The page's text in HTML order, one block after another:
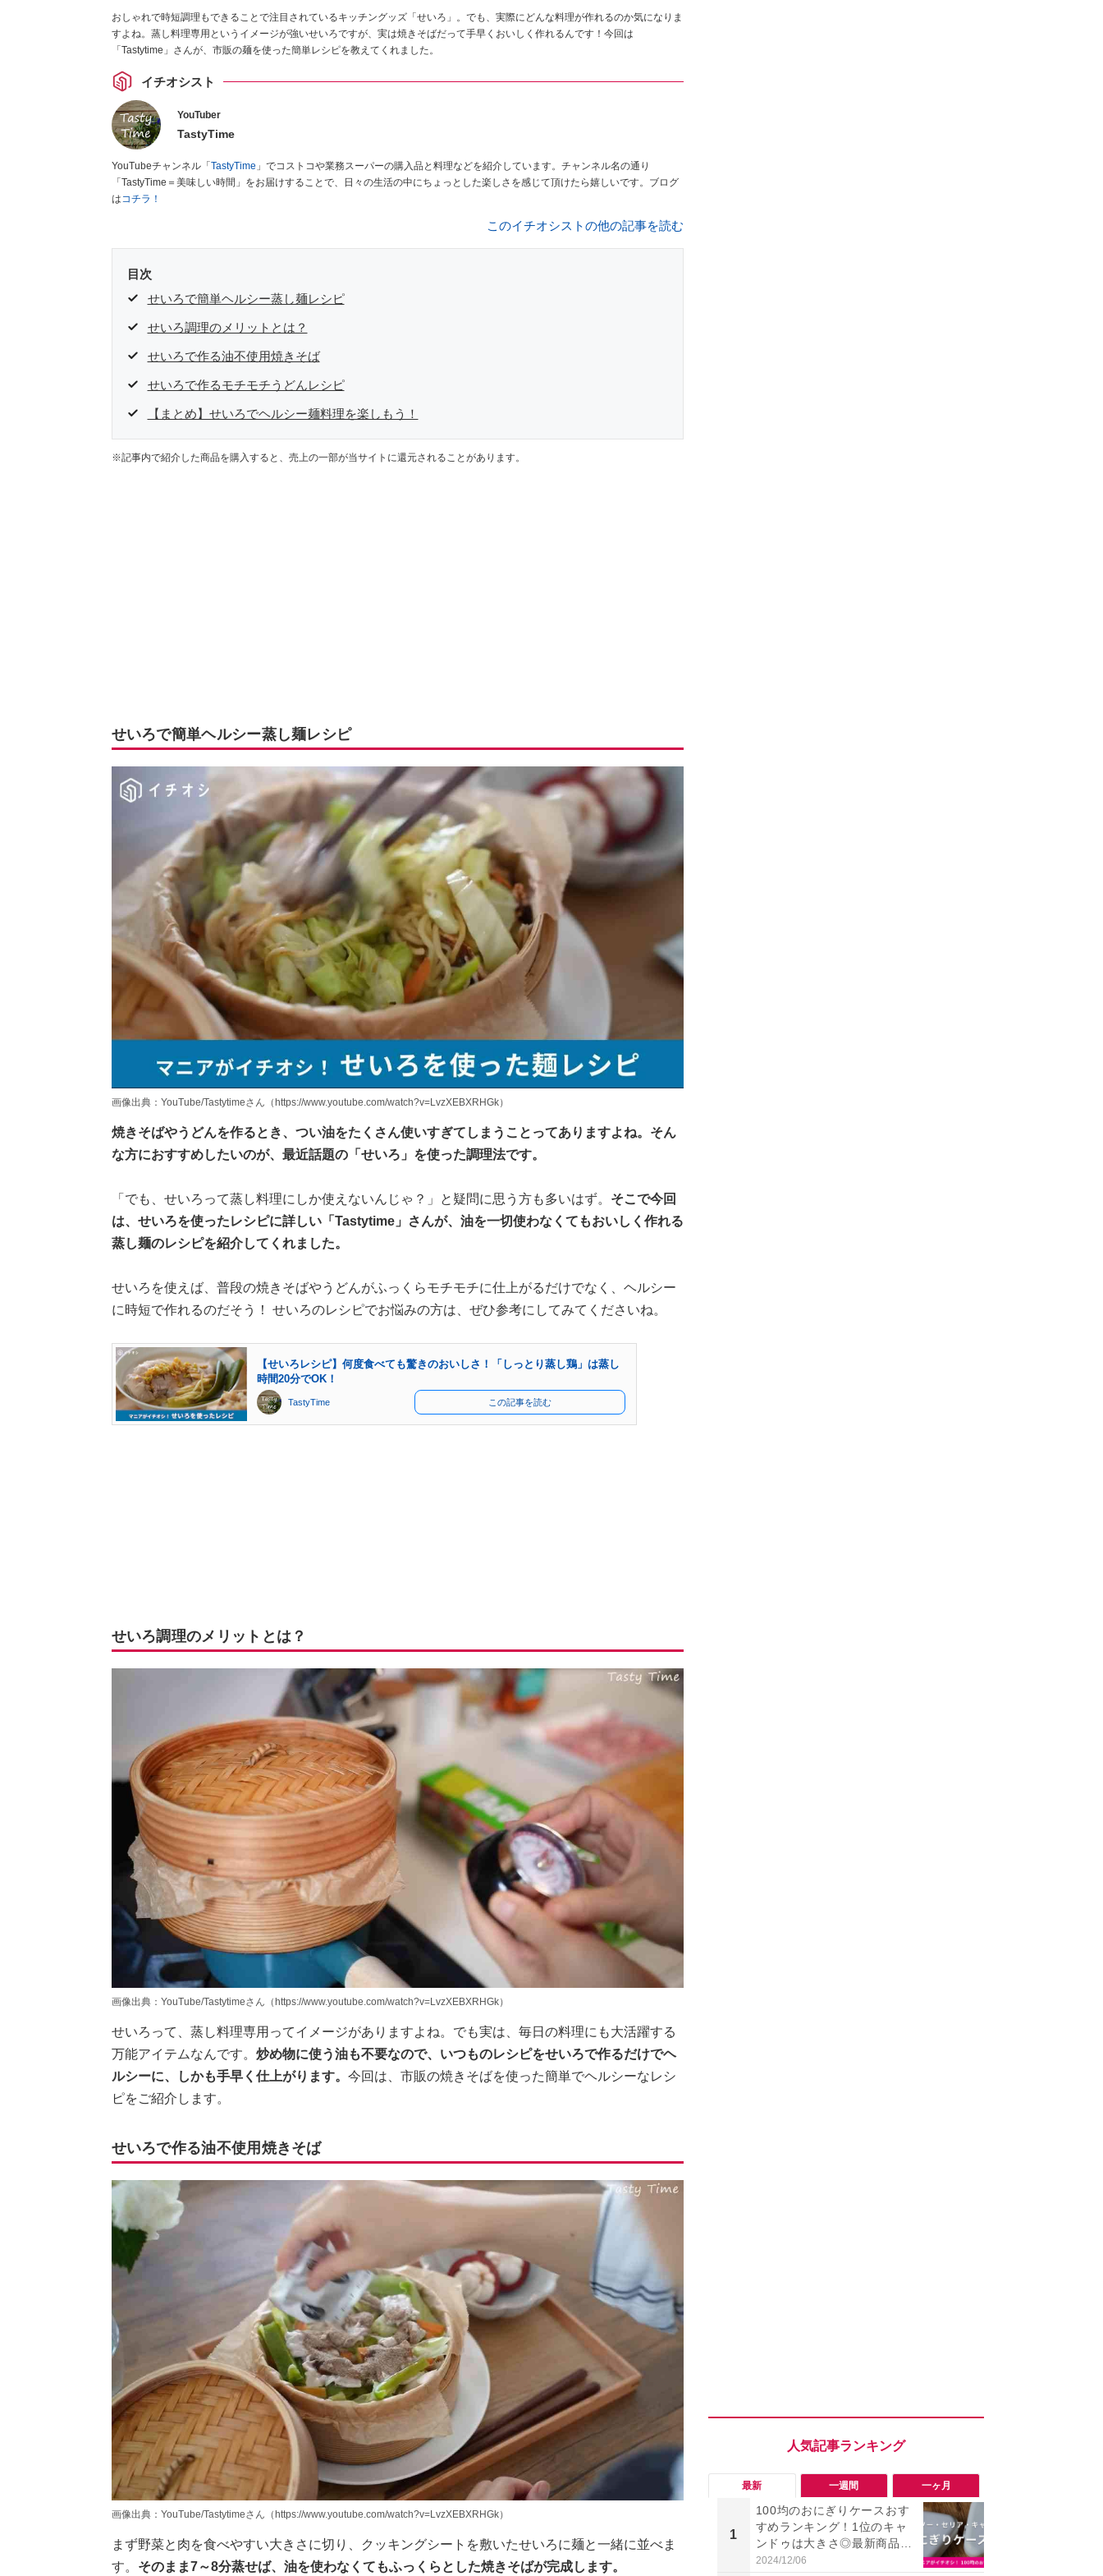
おしゃれで時短調理もできることで注目されているキッチングッズ「せいろ」。でも、実際にどんな料理が作れるのか気になりま
すよね。蒸し料理専用というイメージが強いせいろですが、実は焼きそばだって手早くおいしく作れるんです！今回は
「Tastytime」さんが、市販の麺を使った簡単レシピを教えてくれました。
イチオシスト
YouTuber
TastyTime
YouTubeチャンネル「 TastyTime 」でコストコや業務スーパーの購入品と料理などを紹介しています。チャンネル名の通り
「TastyTime＝美味しい時間」をお届けすることで、日々の生活の中にちょっとした楽しさを感じて頂けたら嬉しいです。ブログ
はコチラ！
このイチオシストの他の記事を読む
目次
せいろで簡単ヘルシー蒸し麺レシピ
せいろ調理のメリットとは？
せいろで作る油不使用焼きそば
せいろで作るモチモチうどんレシピ
【まとめ】せいろでヘルシー麺料理を楽しもう！
※記事内で紹介した商品を購入すると、売上の一部が当サイトに還元されることがあります。
せいろで簡単ヘルシー蒸し麺レシピ
画像出典：YouTube/Tastytimeさん（https://www.youtube.com/watch?v=LvzXEBXRHGk）
焼きそばやうどんを作るとき、つい油をたくさん使いすぎてしまうことってありますよね。そん
な方におすすめしたいのが、最近話題の「せいろ」を使った調理法です。
「でも、せいろって蒸し料理にしか使えないんじゃ？」と疑問に思う方も多いはず。 そこで今回
は、せいろを使ったレシピに詳しい「Tastytime」さんが、油を一切使わなくてもおいしく作れる
蒸し麺のレシピを紹介してくれました。
せいろを使えば、普段の焼きそばやうどんがふっくらモチモチに仕上がるだけでなく、ヘルシー
に時短で作れるのだそう！ せいろのレシピでお悩みの方は、ぜひ参考にしてみてくださいね。
【せいろレシピ】何度食べても驚きのおいしさ！「しっとり蒸し鶏」は蒸し
時間20分でOK！
TastyTime この記事を読む
せいろ調理のメリットとは？
画像出典：YouTube/Tastytimeさん（https://www.youtube.com/watch?v=LvzXEBXRHGk）
せいろって、蒸し料理専用ってイメージがありますよね。でも実は、毎日の料理にも大活躍する
万能アイテムなんです。 炒め物に使う油も不要なので、いつものレシピをせいろで作るだけでヘ
ルシーに、しかも手早く仕上がります。 今回は、市販の焼きそばを使った簡単でヘルシーなレシ
ピをご紹介します。
せいろで作る油不使用焼きそば
画像出典：YouTube/Tastytimeさん（https://www.youtube.com/watch?v=LvzXEBXRHGk）
まず野菜と肉を食べやすい大きさに切り、クッキングシートを敷いたせいろに麺と一緒に並べま
す。 そのまま7～8分蒸せば、油を使わなくてもふっくらとした焼きそばが完成します。
最新 一週間 一ヶ月
1
100均のおにぎりケースおす
すめランキング！1位のキャ
ンドゥは大きさ◎最新商品を
含む7種類を紹介
2024/12/06